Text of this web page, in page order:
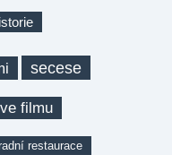
secese
ve filmu
restaurace